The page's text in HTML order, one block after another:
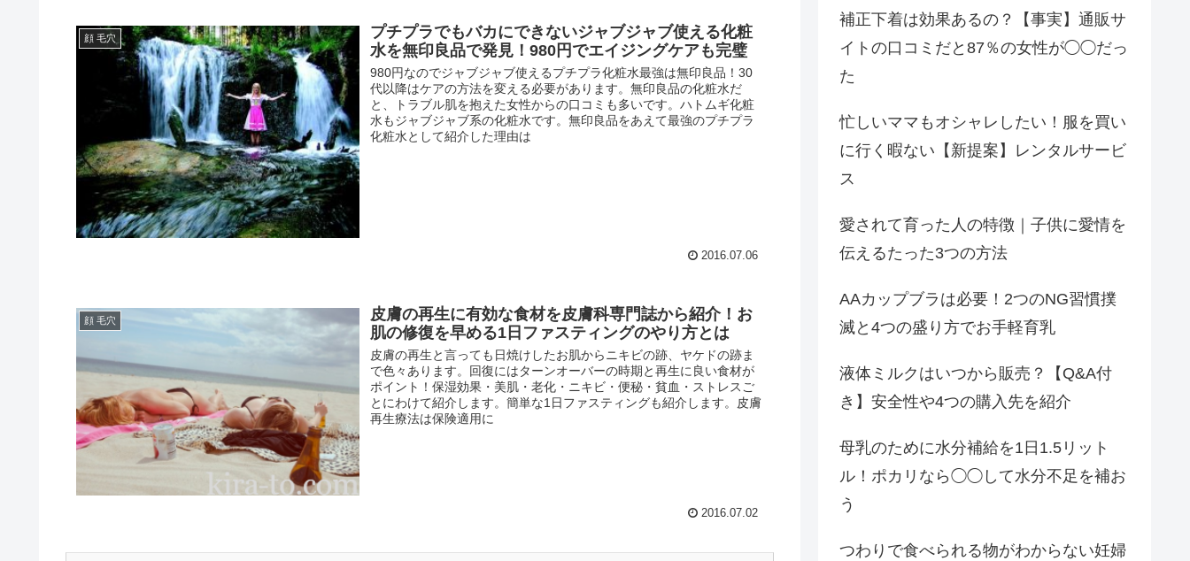
顔 毛穴
プチプラでもバカにできないジャブジャブ使える化粧
水を無印良品で発見！980円でエイジングケアも完璧
980円なのでジャブジャブ使えるプチプラ化粧水最強は無印良品！30
代以降はケアの方法を変える必要があります。無印良品の化粧水だ
と、トラブル肌を抱えた女性からの口コミも多いです。ハトムギ化粧
水もジャブジャブ系の化粧水です。無印良品をあえて最強のプチプラ
化粧水として紹介した理由は
2016.07.06
顔 毛穴
皮膚の再生に有効な食材を皮膚科専門誌から紹介！お
肌の修復を早める1日ファスティングのやり方とは
皮膚の再生と言っても日焼けしたお肌からニキビの跡、ヤケドの跡ま
で色々あります。回復にはターンオーバーの時期と再生に良い食材が
ポイント！保湿効果・美肌・老化・ニキビ・便秘・貧血・ストレスご
とにわけて紹介します。簡単な1日ファスティングも紹介します。皮膚
再生療法は保険適用に
2016.07.02
補正下着は効果あるの？【事実】通販サ
イトの口コミだと87％の女性が◯◯だっ
た
忙しいママもオシャレしたい！服を買い
に行く暇ない【新提案】レンタルサービ
ス
愛されて育った人の特徴｜子供に愛情を
伝えるたった3つの方法
AAカップブラは必要！2つのNG習慣撲
滅と4つの盛り方でお手軽育乳
液体ミルクはいつから販売？【Q&A付
き】安全性や4つの購入先を紹介
母乳のために水分補給を1日1.5リット
ル！ポカリなら◯◯して水分不足を補お
う
つわりで食べられる物がわからない妊婦